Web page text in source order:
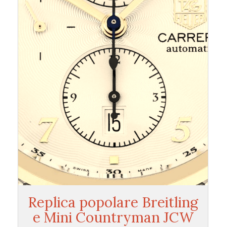
Replica popolare Breitling
e Mini Countryman JCW